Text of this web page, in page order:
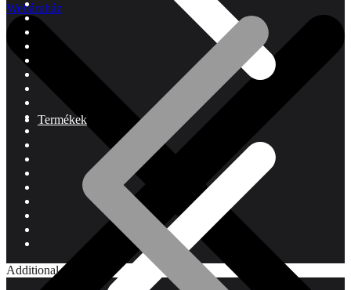
Termékek
Additional
Webáruház